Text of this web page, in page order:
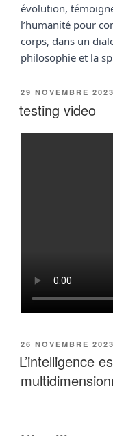
évolution,
l’humanité pour
corps, dans un
philosophie et la
PUBLIÉ
LE
29 NOVEMBRE 2023
testing video
PUBLIÉ
LE
26 NOVEMBRE 2023
L’intelligence